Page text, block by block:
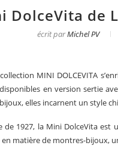
DolceVita de
écrit parMichel PV
MINI DOLCEVITA
en version sertie
elles incarnent un style
de 1927, la Mini DolceVita est
matière de montres-bijoux,